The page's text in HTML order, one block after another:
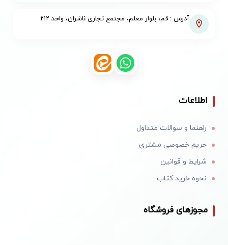
آدرس : قم، بلوار معلم، مجتمع تجاری ناشران، واحد ۲۱۲
اطلاعات
راهنما و سوالات متداول
حریم خصوصی مشتری
شرایط و قوانین
نحوه خرید کتاب
مجوزهای فروشگاه